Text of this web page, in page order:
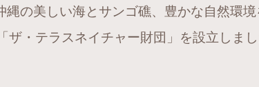
の美しい海とサンゴ礁、豊かな自然環境
「ザ・テラスネイチャー財団」を設立しまし